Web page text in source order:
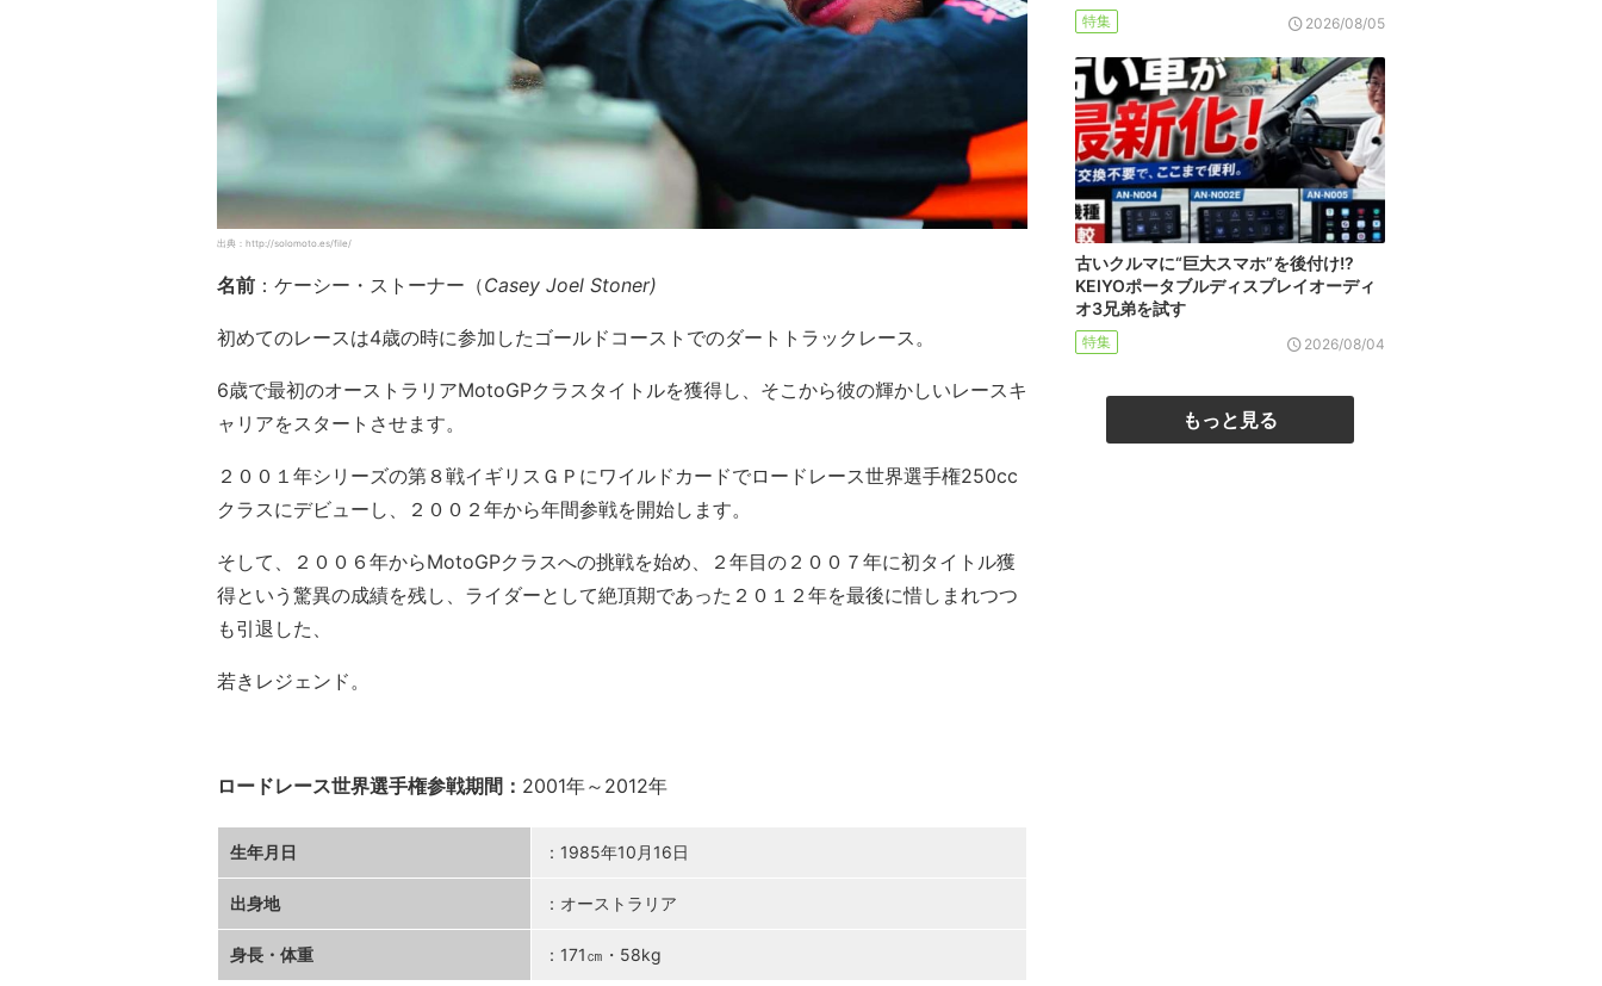
出典：http://solomoto.es/file/
名前 ：ケーシー・ストーナー（Casey Joel Stoner)
初めてのレースは4歳の時に参加したゴールドコーストでのダートトラックレース。
6歳で最初のオーストラリアMotoGPクラスタイトルを獲得し、そこから彼の輝かしいレースキ
ャリアをスタートさせます。
２００１年シリーズの第８戦イギリスＧＰにワイルドカードでロードレース世界選手権250cc
クラスにデビューし、２００２年から年間参戦を開始します。
そして、２００６年からMotoGPクラスへの挑戦を始め、２年目の２００７年に初タイトル獲
得という驚異の成績を残し、ライダーとして絶頂期であった２０１２年を最後に惜しまれつつ
も引退した、
若きレジェンド。
ロードレース世界選手権参戦期間： 2001年～2012年
生年月日 ：1985年10月16日
出身地 ：オーストラリア
身長・体重 ：171㎝・58kg
特集 2026/08/05
古いクルマに“巨大スマホ”を後付け!?
KEIYOポータブルディスプレイオーディ
オ3兄弟を試す
特集 2026/08/04
もっと見る